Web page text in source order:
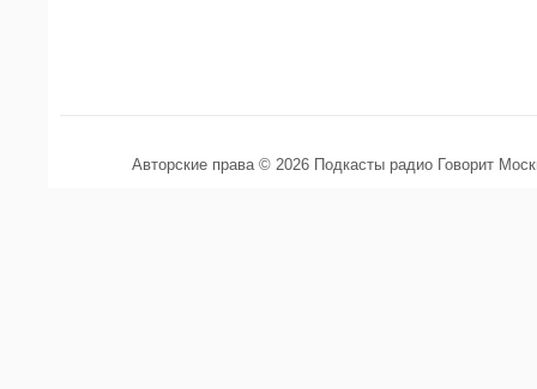
Авторские права © 2026 Подкасты радио Говорит